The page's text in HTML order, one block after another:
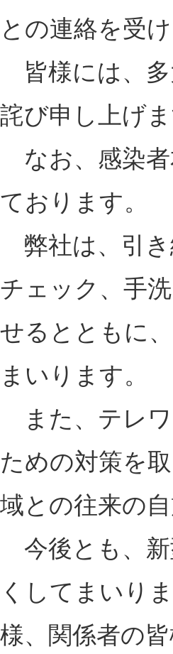
との連絡を受
皆様には、多
詫び申し上げま
なお、感染者
ております。
弊社は、引き
チェック、手
せるとともに
まいります。
また、テレワ
ための対策を
域との往来の
今後とも、新
くしてまいり
様、関係者の